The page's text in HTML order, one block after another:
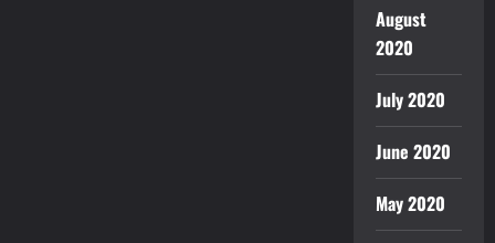
August
2020
July 2020
June 2020
May 2020